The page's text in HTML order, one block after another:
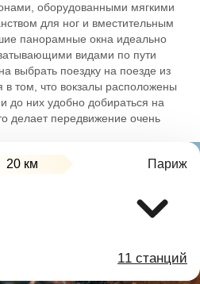
оборудованными мягкими
для ног и вместительным
панорамные окна идеально
видами по пути
выбрать поездку на поезде из
в том, что вокзалы расположены
до них удобно добираться на
делает передвижение очень
20 км Париж
11 станций